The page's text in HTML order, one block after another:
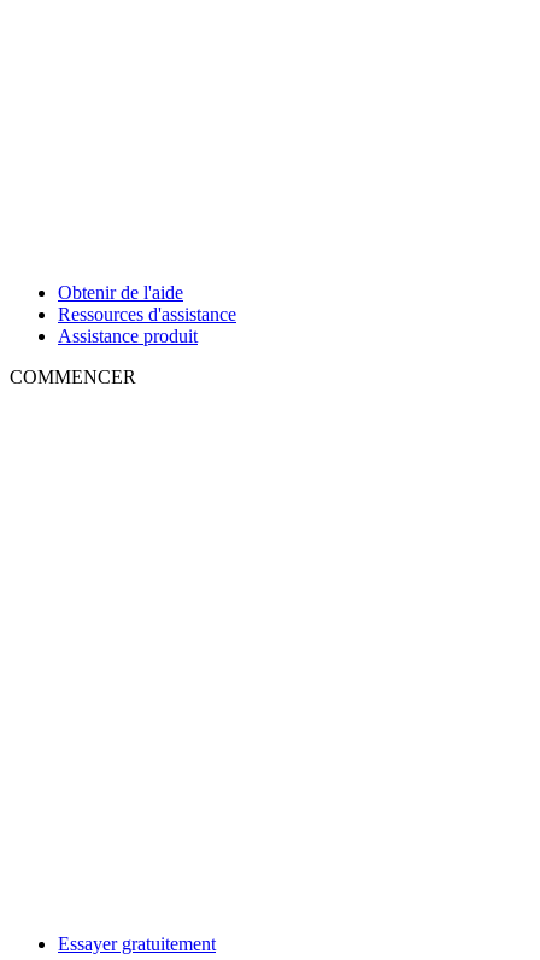
Obtenir de l'aide
Ressources d'assistance
Assistance produit
COMMENCER
Essayer gratuitement